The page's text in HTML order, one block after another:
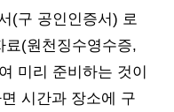
(구 공인인증서) 로
료(원천징수영수증,
미리 준비하는 것이
시간과 장소에 구